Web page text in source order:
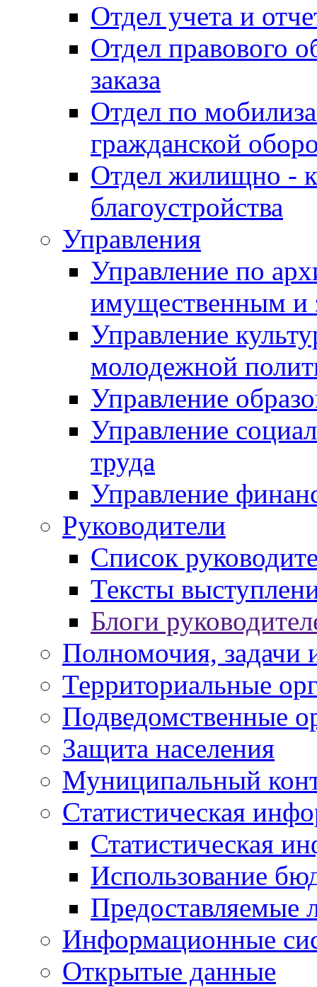
Отдел учета и
Отдел правового
заказа
Отдел по
гражданской
Отдел жилищно -
благоустройства
Управления
Управление по
имущественным и
Управление
молодежной
Управление
Управление
труда
Управление
Руководители
Список
Тексты
Блоги
Полномочия, задачи
Территориальные
Подведомственные
Защита населения
Муниципальный
Статистическая
Статистическая
Использование
Предоставляемые
Информационные
Открытые данные